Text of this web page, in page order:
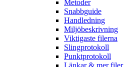
Metoder
Snabbguide
Handledning
Miljöbeskrivning
Viktigaste filerna
Slingprotokoll
Punktprotokoll
Länkar & mer filer